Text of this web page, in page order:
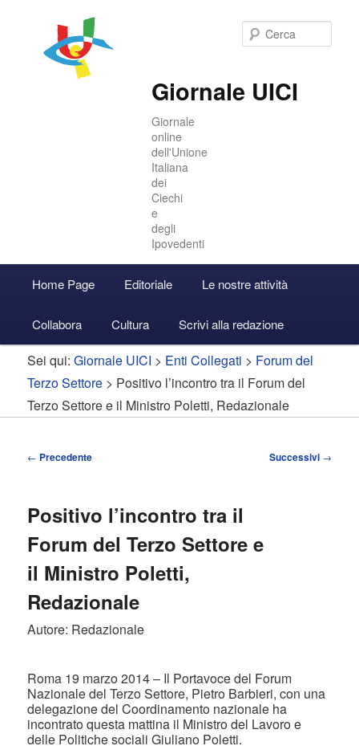
Giornale UICI
Giornale
online
dell'Unione
Italiana
dei
Ciechi
e
degli
Ipovedenti
principale
Vai
al
contenuto
principale
Vai
al
contenuto
secondario
Accedi
Home Page Editoriale Le nostre attività
Collabora Cultura Scrivi alla redazione
Sei qui:Giornale UICI > Enti Collegati > Forum del
Terzo Settore > Positivo l’incontro tra il Forum del
Terzo Settore e il Ministro Poletti, Redazionale
Navigazione
← Precedente Successivi →
Positivo l’incontro tra il
Forum del Terzo Settore e
il Ministro Poletti,
Redazionale
Autore: Redazionale
Roma 19 marzo 2014 – Il Portavoce del Forum
Nazionale del Terzo Settore, Pietro Barbieri, con una
delegazione del Coordinamento nazionale ha
incontrato questa mattina il Ministro del Lavoro e
delle Politiche sociali Giuliano Poletti.